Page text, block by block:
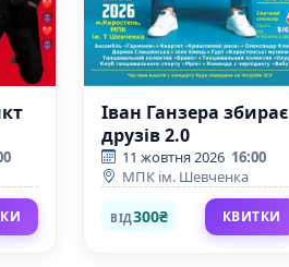
Іван Ганзера збирає
друзів 2.0
11 жовтня 2026 16:00
МПК ім. Шевченка
ВІД300₴ КВИТКИ